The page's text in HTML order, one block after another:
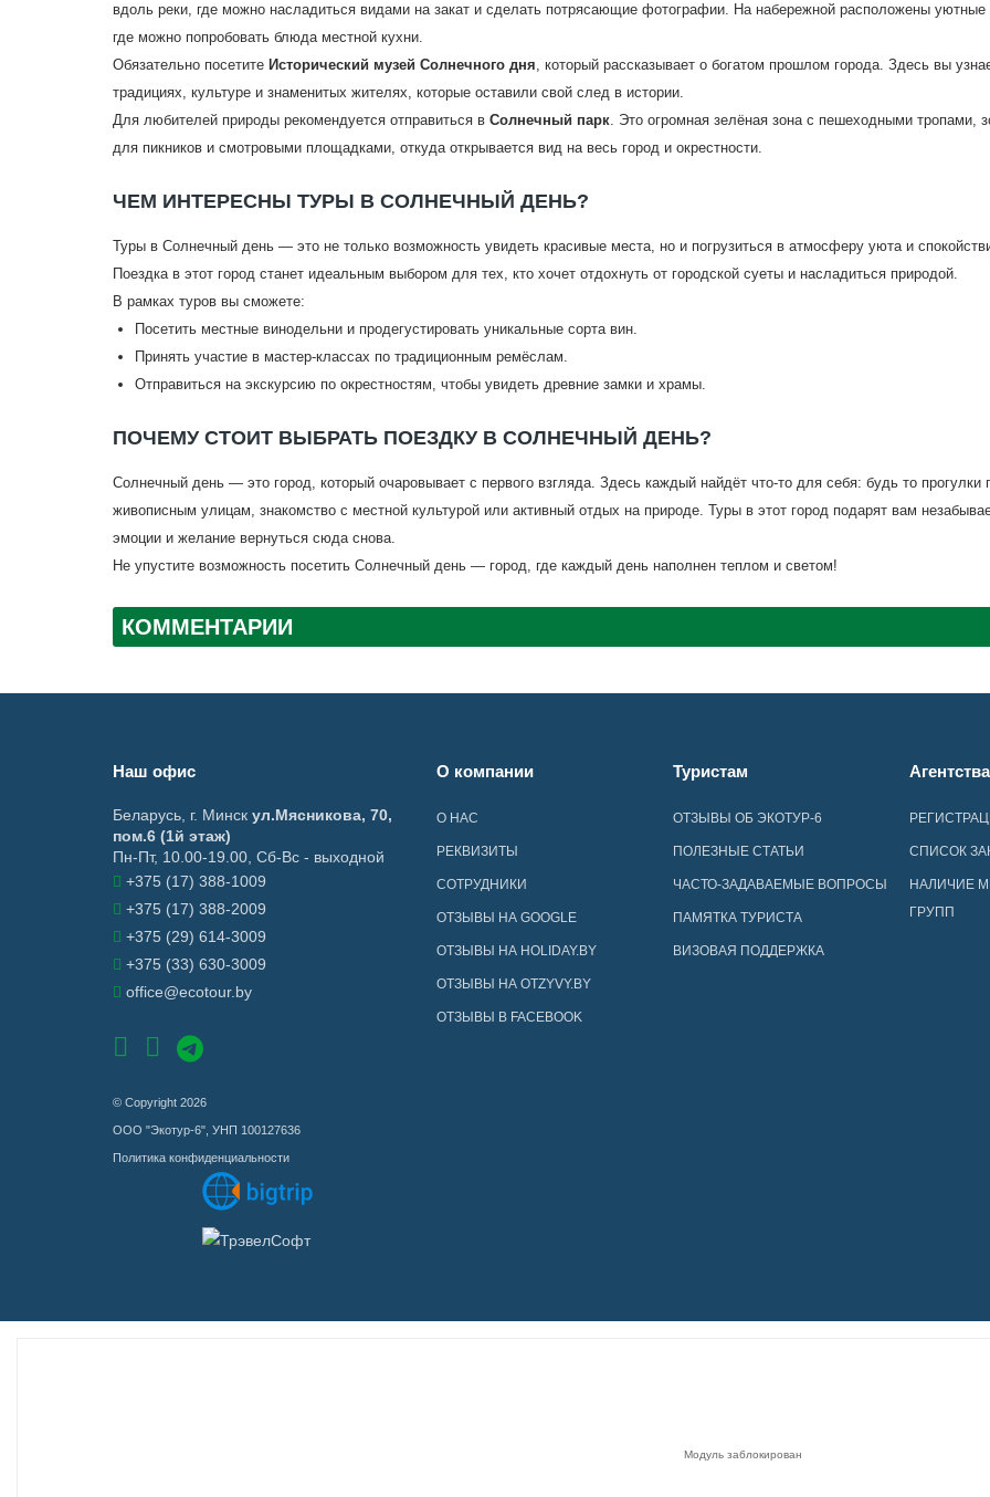
вдоль реки, где можно насладиться видами на закат и сделать потрясающие фотографии. На набережной расположены
где можно попробовать блюда местной кухни.
Обязательно посетите Исторический музей Солнечного дня, который рассказывает о богатом прошлом города. Здесь вы
традициях, культуре и знаменитых жителях, которые оставили свой след в истории.
Для любителей природы рекомендуется отправиться в Солнечный парк. Это огромная зелёная зона с пешеходными тропами,
для пикников и смотровыми площадками, откуда открывается вид на весь город и окрестности.
ЧЕМ ИНТЕРЕСНЫ ТУРЫ В СОЛНЕЧНЫЙ ДЕНЬ?
Туры в Солнечный день — это не только возможность увидеть красивые места, но и погрузиться в атмосферу уюта и
Поездка в этот город станет идеальным выбором для тех, кто хочет отдохнуть от городской суеты и насладиться природой.
В рамках туров вы сможете:
Посетить местные винодельни и продегустировать уникальные сорта вин.
Принять участие в мастер-классах по традиционным ремёслам.
Отправиться на экскурсию по окрестностям, чтобы увидеть древние замки и храмы.
ПОЧЕМУ СТОИТ ВЫБРАТЬ ПОЕЗДКУ В СОЛНЕЧНЫЙ ДЕНЬ?
Солнечный день — это город, который очаровывает с первого взгляда. Здесь каждый найдёт что-то для себя: будь то прогулки
живописным улицам, знакомство с местной культурой или активный отдых на природе. Туры в этот город подарят вам
эмоции и желание вернуться сюда снова.
Не упустите возможность посетить Солнечный день — город, где каждый день наполнен теплом и светом!
КОММЕНТАРИИ
Наш офис
Беларусь г. Минск ул.Мясникова, 70,
пом.6 (1й этаж)
Пн-Пт, 10.00-19.00, Сб-Вс - выходной
+375 (17) 388-1009
+375 (17) 388-2009
+375 (29) 614-3009
+375 (33) 630-3009
office@ecotour.by
© Copyright 2026
ООО "Экотур-6", УНП 100127636
Политика конфиденциальности
О компании
О НАС
РЕКВИЗИТЫ
СОТРУДНИКИ
ОТЗЫВЫ НА GOOGLE
ОТЗЫВЫ НА HOLIDAY.BY
ОТЗЫВЫ НА OTZYVY.BY
ОТЗЫВЫ В FACEBOOK
Туристам
ОТЗЫВЫ ОБ ЭКОТУР-6
ПОЛЕЗНЫЕ СТАТЬИ
ЧАСТО-ЗАДАВАЕМЫЕ ВОПРОСЫ
ПАМЯТКА ТУРИСТА
ВИЗОВАЯ ПОДДЕРЖКА
СПИСОК
НАЛИЧИЕ
ГРУПП